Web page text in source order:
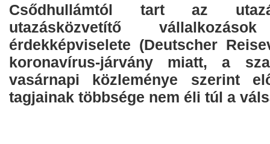
Csődhullámtól tart az
utazásközvetítő
érdekképviselete (Deutscher
koronavírus-járvány miatt, a
vasárnapi közleménye szerint
tagjainak többsége nem éli túl a